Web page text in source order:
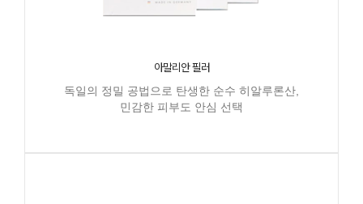
아말리안 필러
독일의 정밀 공법으로 탄생한 순수 히알루론산,
민감한 피부도 안심 선택